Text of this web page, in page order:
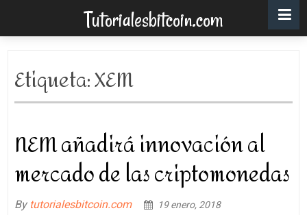
Tutorialesbitcoin.com
Etiqueta:XEM
NEM añadirá innovación al
mercado de las criptomonedas
By tutorialesbitcoin.com 19 enero, 2018